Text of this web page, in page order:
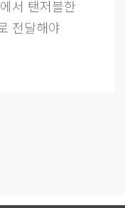
서 탠저블한
전달해야